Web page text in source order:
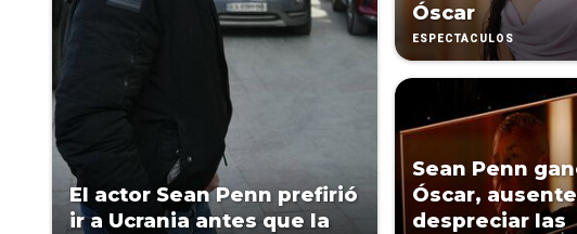
El actor Sean Penn prefirió
ir a Ucrania antes que la
Óscar
ESPECTÁCULOS
Sean Penn
Óscar,
despreciar las